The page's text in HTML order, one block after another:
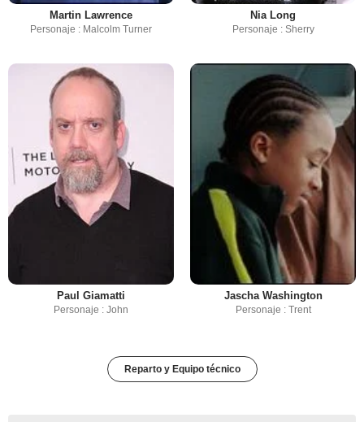
Martin Lawrence
Personaje : Malcolm Turner
Nia Long
Personaje : Sherry
Paul Giamatti
Personaje : John
Jascha Washington
Personaje : Trent
Reparto y Equipo técnico